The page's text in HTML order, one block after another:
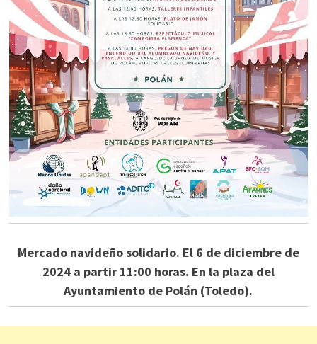
Mercado navideño solidario. El 6 de diciembre de
2024 a partir 11:00 horas. En la plaza del
Ayuntamiento de Polán (Toledo).